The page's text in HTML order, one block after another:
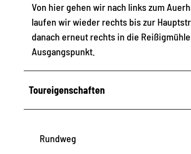
Von hier gehen wir nach links zum
laufen wir wieder rechts bis zur
danach erneut rechts in die
Ausgangspunkt.
Toureigenschaften
Rundweg